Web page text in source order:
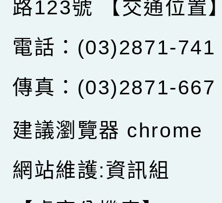
路123號
【交通位置
電話：(03)2871-741
傳真：(03)2871-667
建議瀏覽器 chrome
網站維護:資訊組